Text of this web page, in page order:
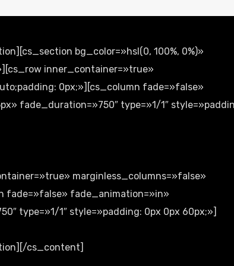
bg_color=»hsl(0, 100%, 0%)»
inner_container=»true»
0px;»][cs_column fade=»false»
fade_duration=»750″ type=»1/1″
marginless_columns=»false»
fade=»false» fade_animation=»in»
type=»1/1″ style=»padding: 0px 0px 60px;»]
cs_content]